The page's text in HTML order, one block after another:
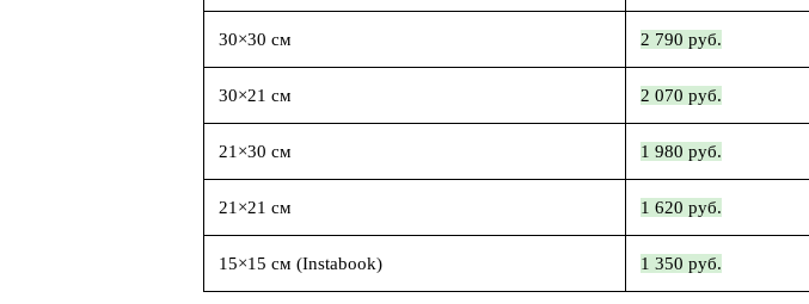
30×30 см 2 790 руб.
30×21 см 2 070 руб.
21×30 см 1 980 руб.
21×21 см 1 620 руб.
15×15 см (Instabook) 1 350 руб.